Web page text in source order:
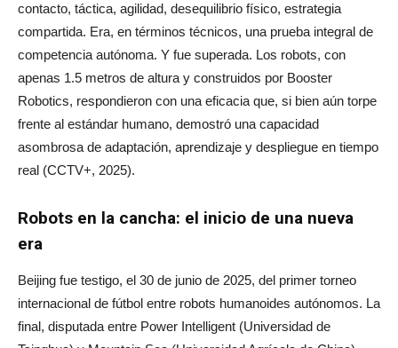
contacto, táctica, agilidad, desequilibrio físico, estrategia
compartida. Era, en términos técnicos, una prueba integral de
competencia autónoma. Y fue superada. Los robots, con
apenas 1.5 metros de altura y construidos por Booster
Robotics, respondieron con una eficacia que, si bien aún torpe
frente al estándar humano, demostró una capacidad
asombrosa de adaptación, aprendizaje y despliegue en tiempo
real (CCTV+, 2025).
Robots en la cancha: el inicio de una nueva
era
Beijing fue testigo, el 30 de junio de 2025, del primer torneo
internacional de fútbol entre robots humanoides autónomos. La
final, disputada entre Power Intelligent (Universidad de